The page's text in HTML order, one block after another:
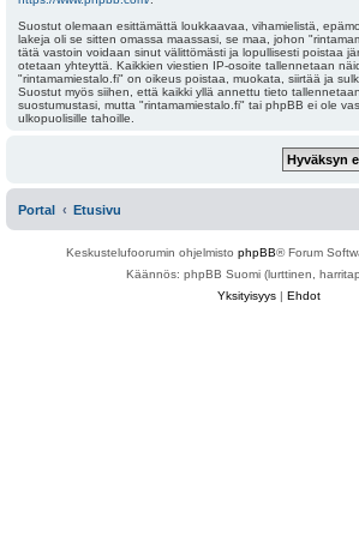
Suostut olemaan esittämättä loukkaavaa, vihamielistä,
lakeja oli se sitten omassa maassasi, se maa, johon
tätä vastoin voidaan sinut välittömästi ja lopullisesti poistaa
otetaan yhteyttä. Kaikkien viestien IP-osoite tallennetaan
"rintamamiestalo.fi" on oikeus poistaa, muokata, siirtää ja
Suostut myös siihen, että kaikki yllä annettu tieto
suostumustasi, mutta "rintamamiestalo.fi" tai phpBB ei ole
ulkopuolisille tahoille.
Portal Etusivu
Keskustelufoorumin ohjelmisto phpBB® Forum
Käännös: phpBB Suomi (lurttinen,
Yksityisyys | Ehdot